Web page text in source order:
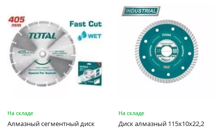
На складе
Алмазный сегментный диск
На складе
Диск алмазный 115x10x22,2